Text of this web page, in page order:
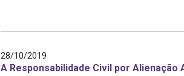
28/10/2019
A Responsabilidade Civil por